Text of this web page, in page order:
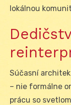
lokálnou
Súčasní
– nie formálne
prácu so